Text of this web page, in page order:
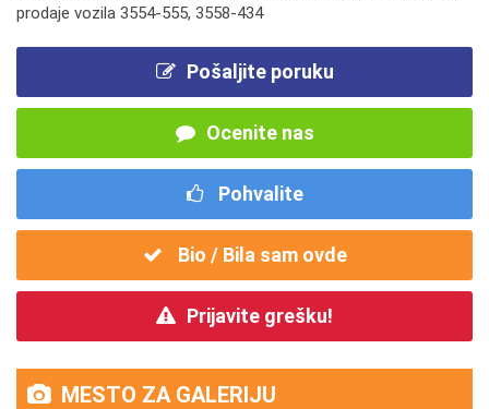
prodaje vozila 3554-555, 3558-434
Pošaljite poruku
Ocenite nas
Pohvalite
Bio / Bila sam ovde
Prijavite grešku!
MESTO ZA GALERIJU